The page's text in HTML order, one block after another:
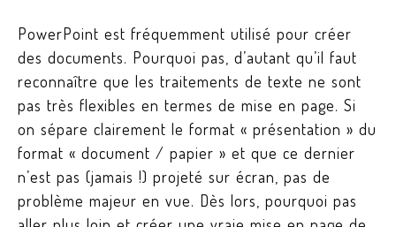
PowerPoint est fréquemment utilisé pour créer
des documents. Pourquoi pas, d’autant qu’il faut
reconnaître que les traitements de texte ne sont
pas très flexibles en termes de mise en page. Si
on sépare clairement le format « présentation » du
format « document / papier » et que ce dernier
n’est pas (jamais !) projeté sur écran, pas de
problème majeur en vue. Dès lors, pourquoi pas